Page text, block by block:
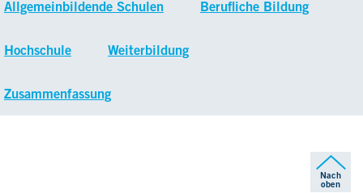
Allgemeinbildende Schulen Berufliche Bildung
Hochschule Weiterbildung
Zusammenfassung
Nach
oben